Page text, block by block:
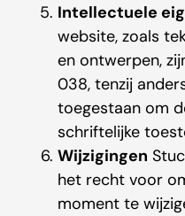
Intellectuele
website, zoals
en ontwerpen,
038, tenzij
toegestaan om
schriftelijke
Wijzigingen
het recht voor
moment te